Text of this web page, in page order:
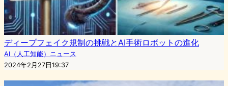
ディープフェイク規制の挑戦とAI手術ロボットの進化
AI（人工知能）ニュース
2024年2月27日19:37